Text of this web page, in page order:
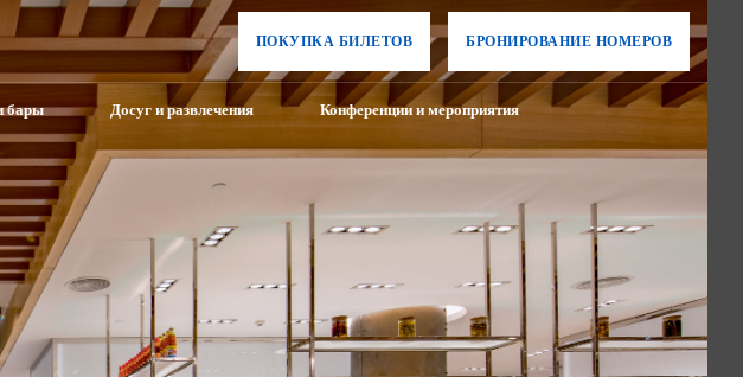
ПОКУПКА БИЛЕТОВ БРОНИРОВАНИЕ НОМЕРОВ
бары Досуг и развлечения Конференции и мероприятия